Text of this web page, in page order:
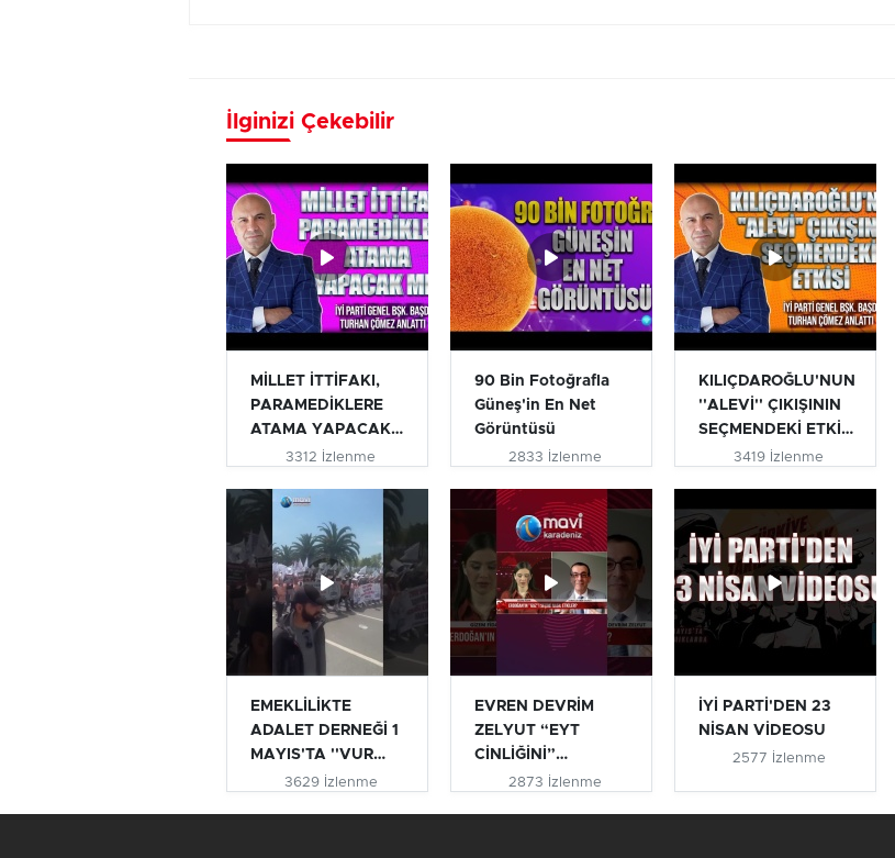
İlginizi Çekebilir
MİLLET İTTİFAKI,
PARAMEDİKLERE
ATAMA YAPACAK
MI? | TURHAN...
3312 İzlenme
90 Bin Fotoğrafla
Güneş'in En Net
Görüntüsü
2833 İzlenme
KILIÇDAROĞLU'NUN
''ALEVİ'' ÇIKIŞININ
SEÇMENDEKİ ETKİSİ
3419 İzlenme
EMEKLİLİKTE
ADALET DERNEĞİ 1
MAYIS'TA ''VUR
VUR İNLESİN VE...
3629 İzlenme
EVREN DEVRİM
ZELYUT “EYT
CİNLİĞİNİ”
AÇIKLADI #eyt
2873 İzlenme
İYİ PARTİ'DEN 23
NİSAN VİDEOSU
2577 İzlenme